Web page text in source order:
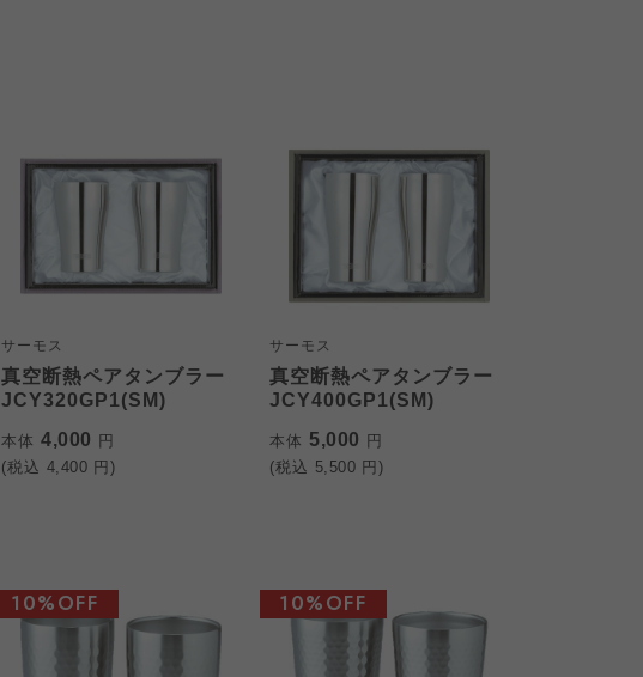
サーモス
真空断熱ペアタンブラー
JCY320GP1(SM)
本体 4,000 円
(税込 4,400 円)
サーモス
真空断熱ペアタンブラー
JCY400GP1(SM)
本体 5,000 円
(税込 5,500 円)
10%OFF 10%OFF